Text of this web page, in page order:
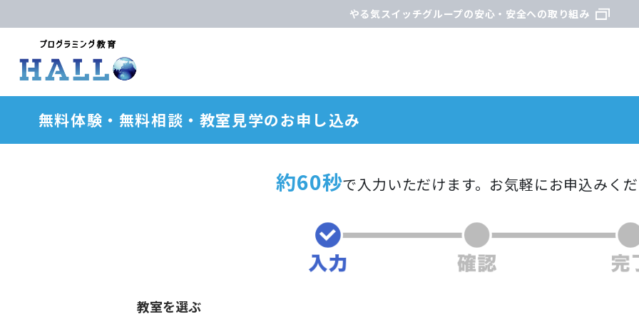
やる気スイッチグループの安心・安全への取り組み
無料体験・無料相談・教室見学のお申し込み
約60秒で入力いただけます。 お気軽にお申込みく
教室を選ぶ